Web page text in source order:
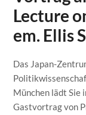
Lecture
em. Ellis
Das Japan-
München lädt Sie
Gastvortrag von